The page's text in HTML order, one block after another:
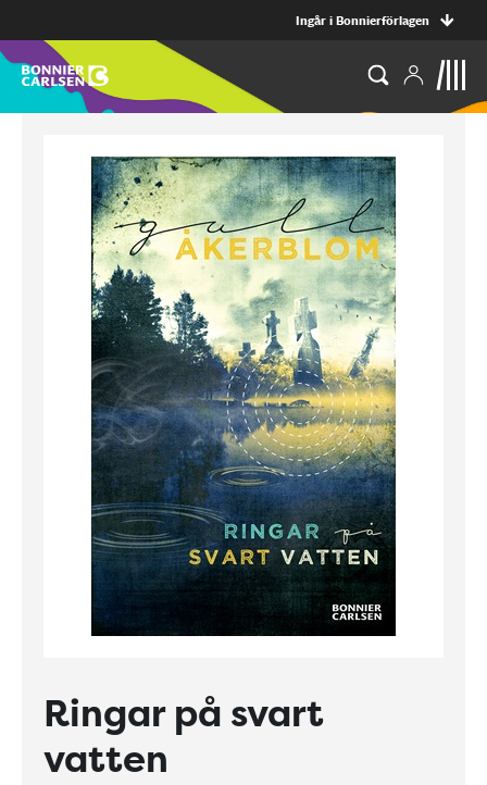
Ingår i Bonnierförlagen
Ringar på svart
vatten